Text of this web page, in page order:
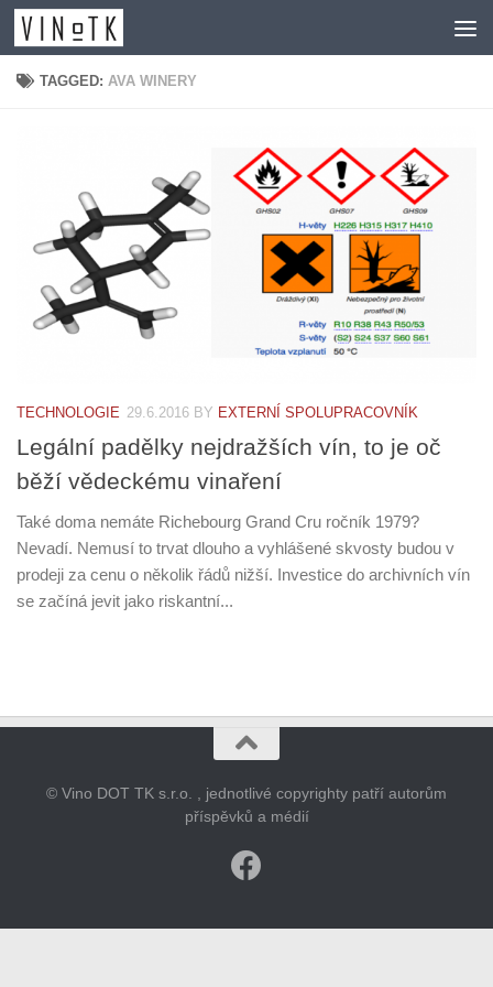
Skip to content
TAGGED:AVA WINERY
TECHNOLOGIE 29.6.2016 BY EXTERNÍ SPOLUPRACOVNÍK
Legální padělky nejdražších vín, to je oč
běží vědeckému vinaření
Také doma nemáte Richebourg Grand Cru ročník 1979?
Nevadí. Nemusí to trvat dlouho a vyhlášené skvosty budou v
prodeji za cenu o několik řádů nižší. Investice do archivních vín
se začíná jevit jako riskantní...
© Vino DOT TK s.r.o. , jednotlivé copyrighty patří autorům
příspěvků a médií